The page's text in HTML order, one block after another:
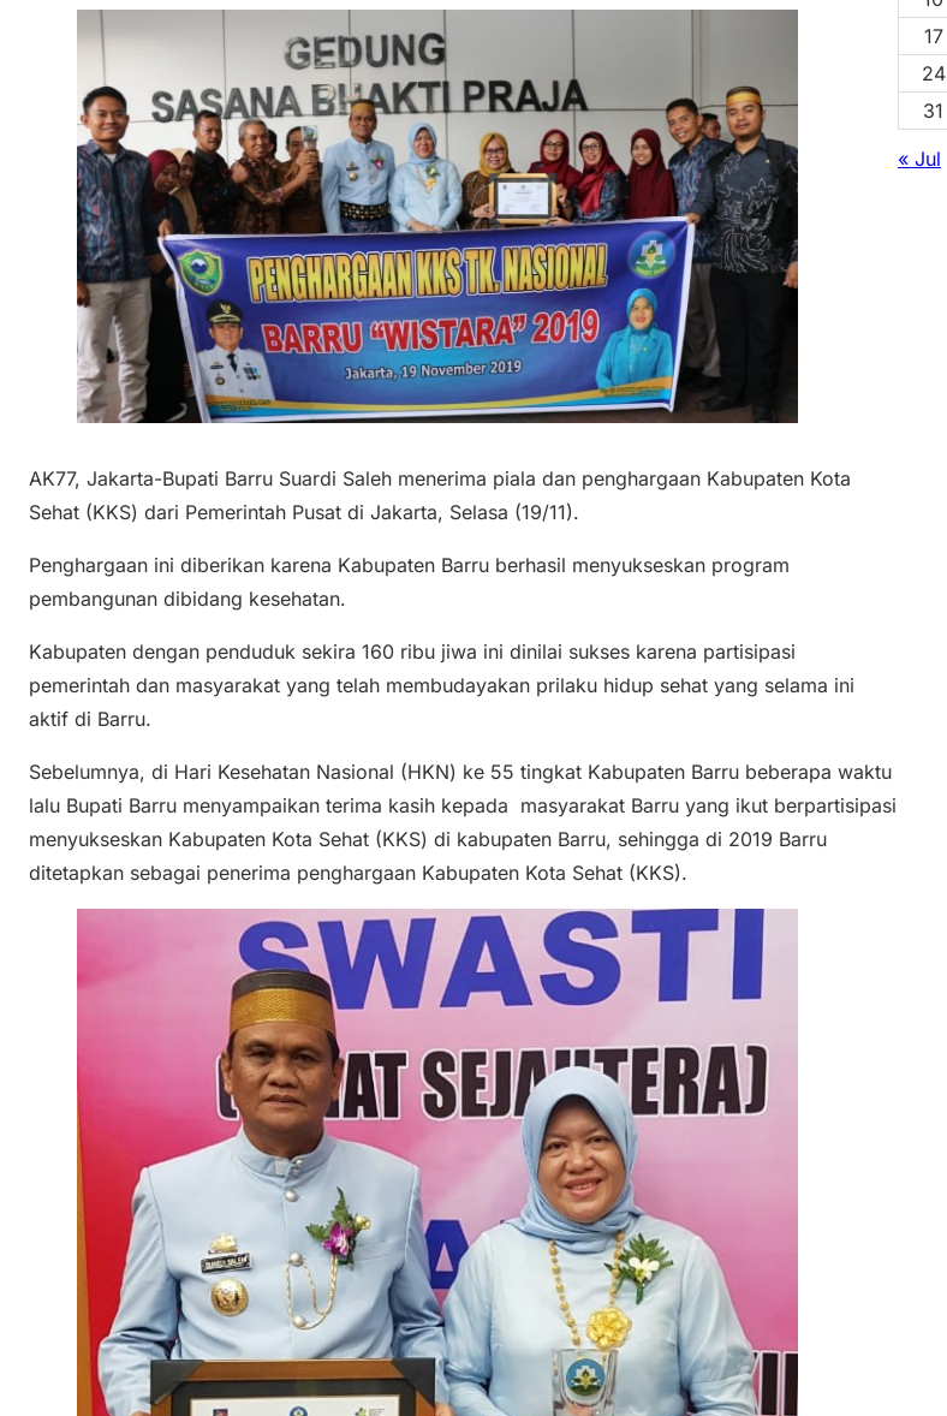
AK77, Jakarta-Bupati Barru Suardi Saleh menerima piala dan penghargaan Kabupaten Kota
Sehat (KKS) dari Pemerintah Pusat di Jakarta, Selasa (19/11).
Penghargaan ini diberikan karena Kabupaten Barru berhasil menyukseskan program
pembangunan dibidang kesehatan.
Kabupaten dengan penduduk sekira 160 ribu jiwa ini dinilai sukses karena partisipasi
pemerintah dan masyarakat yang telah membudayakan prilaku hidup sehat yang selama ini
aktif di Barru.
Sebelumnya, di Hari Kesehatan Nasional (HKN) ke 55 tingkat Kabupaten Barru beberapa waktu
lalu Bupati Barru menyampaikan terima kasih kepada masyarakat Barru yang ikut berpartisipasi
menyukseskan Kabupaten Kota Sehat (KKS) di kabupaten Barru, sehingga di 2019 Barru
ditetapkan sebagai penerima penghargaan Kabupaten Kota Sehat (KKS).
17
24
31
« Jul